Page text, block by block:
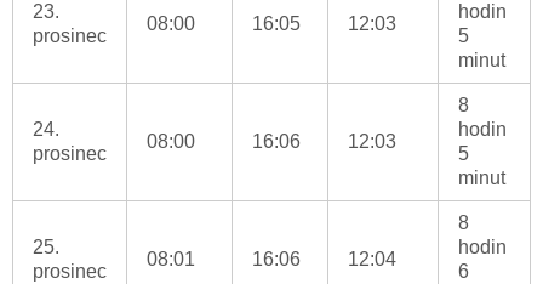
23.
prosinec
08:00 16:05 12:03
hodin
5
minut
24.
prosinec
08:00 16:06 12:03
8
hodin
5
minut
25.
prosinec
08:01 16:06 12:04
8
hodin
6